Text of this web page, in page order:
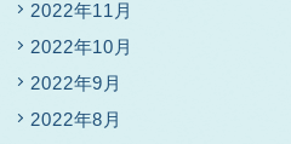
2022年11月
2022年10月
2022年9月
2022年8月